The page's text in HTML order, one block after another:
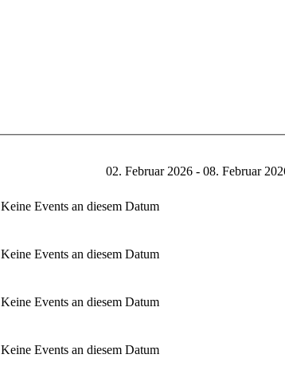
02. Februar 2026 - 08. Februar
Keine Events an diesem Datum
Keine Events an diesem Datum
Keine Events an diesem Datum
Keine Events an diesem Datum